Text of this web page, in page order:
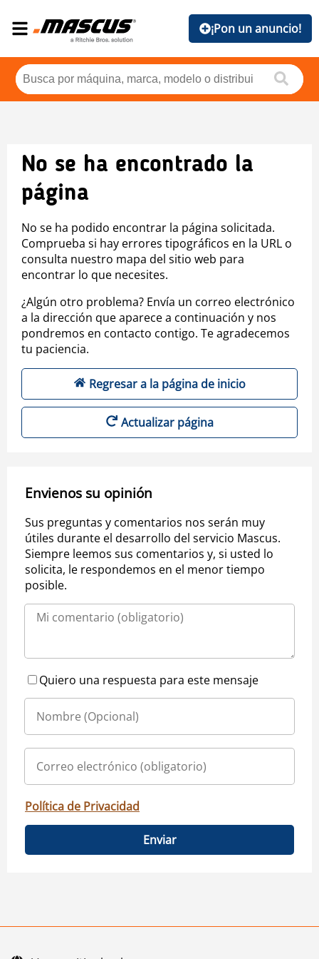
¡Pon un anuncio!
No se ha encontrado la
página
No se ha podido encontrar la página solicitada.
Comprueba si hay errores tipográficos en la URL o
consulta nuestro mapa del sitio web para
encontrar lo que necesites.
¿Algún otro problema? Envía un correo electrónico
a la dirección que aparece a continuación y nos
pondremos en contacto contigo. Te agradecemos
tu paciencia.
Regresar a la página de inicio
Actualizar página
Envienos su opinión
Sus preguntas y comentarios nos serán muy
útiles durante el desarrollo del servicio Mascus.
Siempre leemos sus comentarios y, si usted lo
solicita, le respondemos en el menor tiempo
posible.
Quiero una respuesta para este mensaje
Política de Privacidad
Enviar